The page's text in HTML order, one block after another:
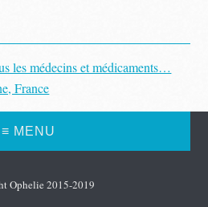
les médecins et médicaments…
France
≡ MENU
Ophelie 2015-2019